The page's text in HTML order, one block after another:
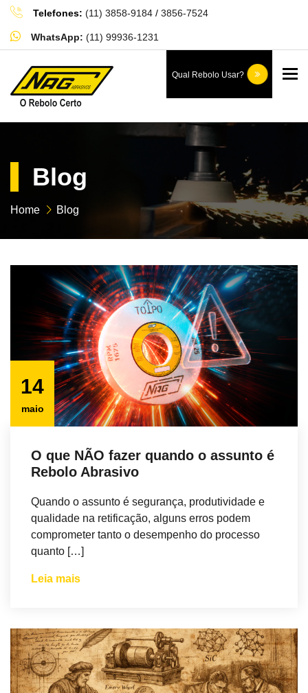
Telefones: (11) 3858-9184 / 3856-7524
WhatsApp: (11) 99936-1231
Qual Rebolo Usar?
Blog
Home Blog
14
maio
O que NÃO fazer quando o assunto é
Rebolo Abrasivo
Quando o assunto é segurança, produtividade e
qualidade na retificação, alguns erros podem
comprometer tanto o desempenho do processo
quanto […]
Leia mais